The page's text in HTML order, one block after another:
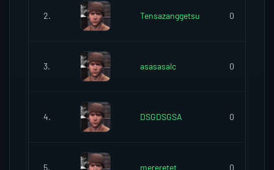
2. Tensazanggetsu 0
3. asasasalc 0
4. DSGDSGSA 0
5. mereretet 0